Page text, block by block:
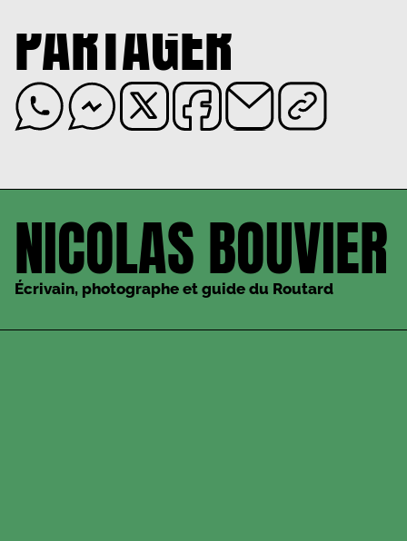
PARTAGER
NICOLAS BOUVIER
Écrivain, photographe et guide du Routard